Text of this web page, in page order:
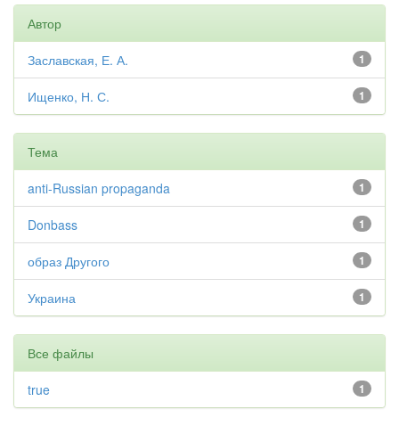
Автор
1
Заславская, Е. А.
1
Ищенко, Н. С.
Тема
1
anti-Russian propaganda
1
Donbass
1
образ Другого
1
Украина
Все файлы
1
true